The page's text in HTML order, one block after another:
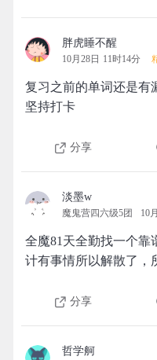
胖虎睡不醒
10月28日 11时14分
复习之前的单词还是有
坚持打卡
分享
淡墨w
魔鬼营四六级5团 10
全魔81天全勤找一个靠
计有事情所以解散了，
分享
哲学舸